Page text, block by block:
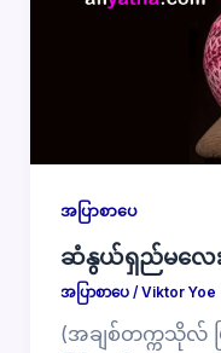
အပြာစာပေ
ဆံနွယ်ရှည်မလေး
အပြာစာပေ/ Viktor Yoe
(အချစ်တက္ကသိုလ်